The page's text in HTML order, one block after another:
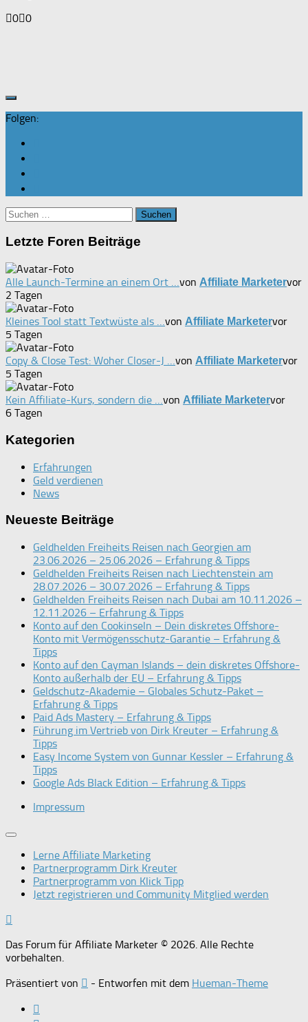
Anklicken
0 Anklicken
0
Folgen:
Suchen
nach:
Letzte Foren Beiträge
Alle Launch-Termine an einem Ort …von Affiliate Marketervor
2 Tagen
Kleines Tool statt Textwüste als …von Affiliate Marketervor
5 Tagen
Copy & Close Test: Woher Closer-J …von Affiliate Marketervor
5 Tagen
Kein Affiliate-Kurs, sondern die …von Affiliate Marketervor
6 Tagen
Kategorien
Erfahrungen
Geld verdienen
News
Neueste Beiträge
Geldhelden Freiheits Reisen nach Georgien am
23.06.2026 – 25.06.2026 – Erfahrung & Tipps
Geldhelden Freiheits Reisen nach Liechtenstein am
28.07.2026 – 30.07.2026 – Erfahrung & Tipps
Geldhelden Freiheits Reisen nach Dubai am 10.11.2026 –
12.11.2026 – Erfahrung & Tipps
Konto auf den Cookinseln – Dein diskretes Offshore-
Konto mit Vermögensschutz-Garantie – Erfahrung &
Tipps
Konto auf den Cayman Islands – dein diskretes Offshore-
Konto außerhalb der EU – Erfahrung & Tipps
Geldschutz-Akademie – Globales Schutz-Paket –
Erfahrung & Tipps
Paid Ads Mastery – Erfahrung & Tipps
Führung im Vertrieb von Dirk Kreuter – Erfahrung &
Tipps
Easy Income System von Gunnar Kessler – Erfahrung &
Tipps
Google Ads Black Edition – Erfahrung & Tipps
Impressum
Lerne Affiliate Marketing
Partnerprogramm Dirk Kreuter
Partnerprogramm von Klick Tipp
Jetzt registrieren und Community Mitglied werden
Das Forum für Affiliate Marketer © 2026. Alle Rechte
vorbehalten.
Präsentiert von
- Entworfen mit dem Hueman-Theme